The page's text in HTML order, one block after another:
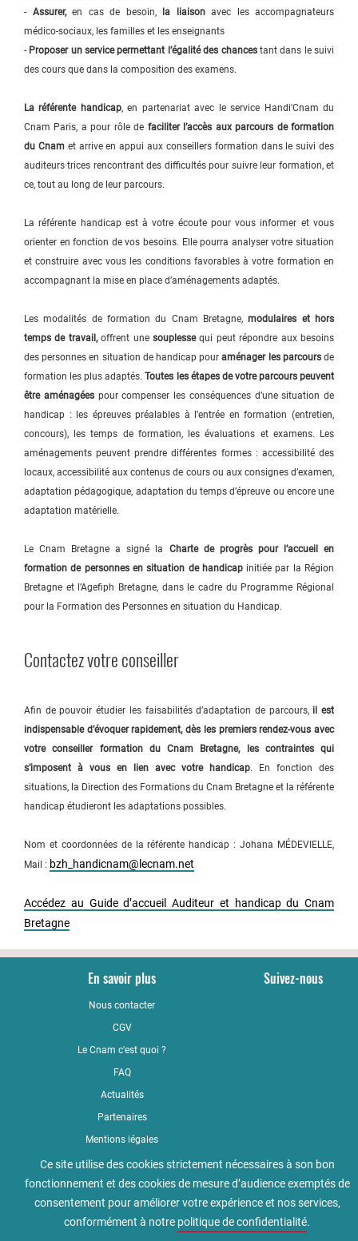
- Assurer,en cas de besoin, la liaisonavec les accompagnateurs
médico-sociaux, les familles et les enseignants
- Proposer un service permettant l’égalité des chancestant dans le suivi
des cours que dans la composition des examens.
La référente handicap, en partenariat avec le service Handi'Cnam du
Cnam Paris, a pour rôle de faciliter l’accès aux parcours de formation
du Cnamet arrive en appui aux conseillers formation dans le suivi des
auditeurs·trices rencontrant des difficultés pour suivre leur formation, et
ce, tout au long de leur parcours.
La référente handicap est à votre écoute pour vous informer et vous
orienter en fonction de vos besoins. Elle pourra analyser votre situation
et construire avec vous les conditions favorables à votre formation en
accompagnant la mise en place d’aménagements adaptés.
Les modalités de formation du Cnam Bretagne,modulaires et hors
temps de travail,offrent unesouplessequi peut répondre aux besoins
des personnes en situation de handicap pouraménager les parcoursde
formation les plus adaptés.Toutes les étapes de votre parcours peuvent
être aménagéespour compenser les conséquences d’une situation de
handicap : les épreuves préalables à l’entrée en formation (entretien,
concours), les temps de formation, les évaluations et examens. Les
aménagements peuvent prendre différentes formes : accessibilité des
locaux, accessibilité aux contenus de cours ou aux consignes d’examen,
adaptation pédagogique, adaptation du temps d’épreuve ou encore une
adaptation matérielle.
Le Cnam Bretagne a signé la Charte de progrès pour l’accueil en
formation de personnes en situation de handicapinitiée par la Région
Bretagne et l’Agefiph Bretagne, dans le cadre du Programme Régional
pour la Formation des Personnes en situation du Handicap.
Contactez votre conseiller
Afin de pouvoir étudier les faisabilités d’adaptation de parcours,il est
indispensable d’évoquer rapidement, dès les premiers rendez-vous avec
votre conseiller formation du Cnam Bretagne, les contraintes qui
s’imposent à vous en lien avec votre handicap. En fonction des
situations, la Direction des Formations du Cnam Bretagne et la référente
handicap étudieront les adaptations possibles.
Nom et coordonnées de la référente handicap : Johana MÉDEVIELLE,
Mail : bzh_handicnam@lecnam.net
Accédez au Guide d’accueil Auditeur et handicap du Cnam
Bretagne
En savoir plus
Nous contacter
CGV
Le Cnam c'est quoi ?
FAQ
Actualités
Partenaires
Mentions légales
Qualité
Règlement intérieur
Accessibilité : non conforme
Politique de confidentialité
Suivez-nous
Ce site utilise des cookies strictement nécessaires à son bon
fonctionnement et des cookies de mesure d’audience exemptés de
consentement pour améliorer votre expérience et nos services,
conformément à notre politique de confidentialité.